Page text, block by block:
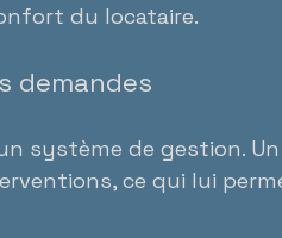
du locataire.
demandes
système de gestion.
ce qui lui